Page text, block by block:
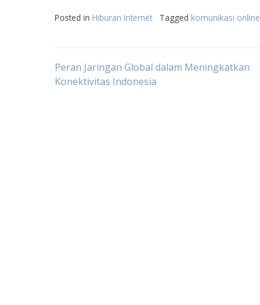
Posted in Hiburan Internet Tagged komunikasi online
Post
Peran Jaringan Global dalam Meningkatkan
Konektivitas Indonesia